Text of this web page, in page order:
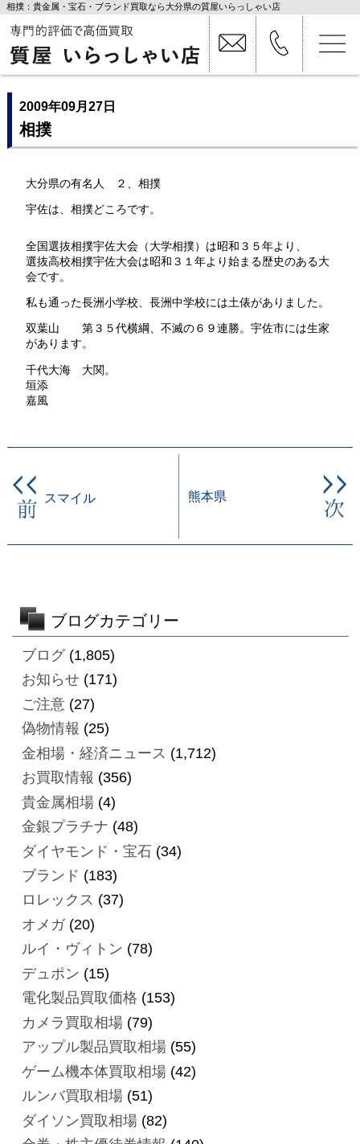
相撲：貴金属・宝石・ブランド買取なら大分県の質屋いらっしゃい店
2009年09月27日
相撲
大分県の有名人 ２、相撲
宇佐は、相撲どころです。
全国選抜相撲宇佐大会（大学相撲）は昭和３５年より、
選抜高校相撲宇佐大会は昭和３１年より始まる歴史のある大
会です。
私も通った長洲小学校、長洲中学校には土俵がありました。
双葉山 第３５代横綱、不滅の６９連勝。宇佐市には生家
があります。
千代大海 大関。
垣添
嘉風
スマイル 熊本県
ブログカテゴリー
ブログ(1,805)
お知らせ(171)
ご注意(27)
偽物情報 (25)
金相場・経済ニュース (1,712)
お買取情報 (356)
貴金属相場(4)
金銀プラチナ (48)
ダイヤモンド・宝石(34)
ブランド (183)
ロレックス (37)
オメガ(20)
ルイ・ヴィトン (78)
デュポン (15)
電化製品買取価格 (153)
カメラ買取相場(79)
アップル製品買取相場(55)
ゲーム機本体買取相場(42)
ルンバ買取相場(51)
ダイソン買取相場(82)